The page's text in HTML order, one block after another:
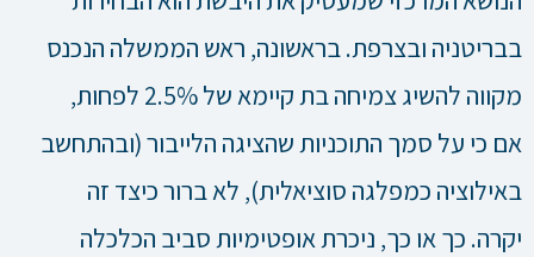
בבריטניה ובצרפת. בראשונה, ראש הממשלה הנכנס
מקווה להשיג צמיחה בת קיימא של 2.5% לפחות,
אם כי על סמך התוכניות שהציגה הלייבור (ובהתחשב
באילוציה כמפלגה סוציאלית), לא ברור כיצד זה
יקרה. כך או כך, ניכרת אופטימיות סביב הכלכלה